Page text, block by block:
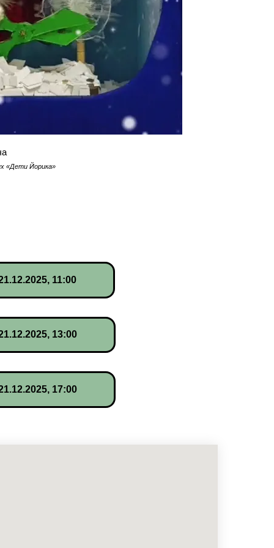
«Дети Йорика»
11:00
13:00
17:00